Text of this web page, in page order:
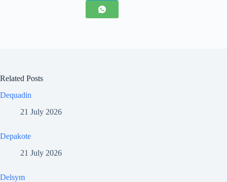
Related Posts
Dequadin
21 July 2026
Depakote
21 July 2026
Delsym